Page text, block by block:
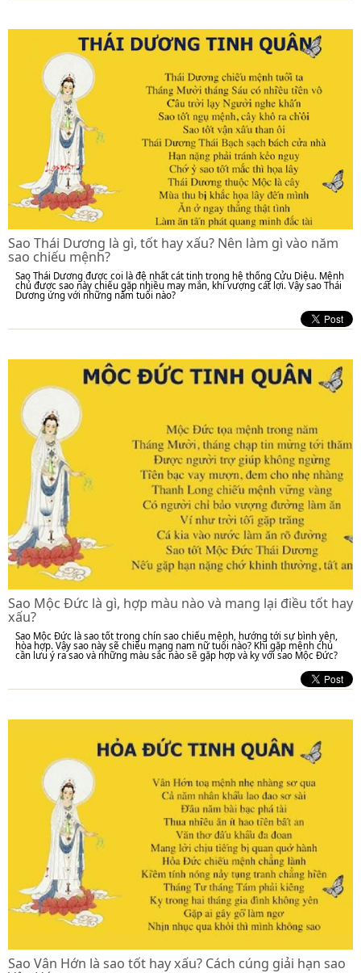
Sao Thái Dương là gì, tốt hay xấu? Nên làm gì vào năm
sao chiếu mệnh?
Sao Thái Dương được coi là đệ nhất cát tinh trong hệ thống Cửu Diệu. Mệnh
chủ được sao này chiếu gặp nhiều may mắn, khí vượng cát lợi. Vậy sao Thái
Dương ứng với những năm tuổi nào?
Sao Mộc Đức là gì, hợp màu nào và mang lại điều tốt hay
xấu?
Sao Mộc Đức là sao tốt trong chín sao chiếu mệnh, hướng tới sự bình yên,
hòa hợp. Vậy sao này sẽ chiếu mạng nam nữ tuổi nào? Khi gặp mệnh chủ
cần lưu ý ra sao và những màu sắc nào sẽ gặp hợp và kỵ với sao Mộc Đức?
Sao Vân Hớn là sao tốt hay xấu? Cách cúng giải hạn sao